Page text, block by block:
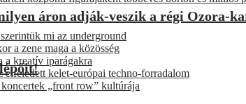
mi az underground
a zene maga a közösség
a kreatív iparágakra
elfeledett kelet-európai techno-forradalom
„front row” kultúrája
áron adják-veszik a régi Ozora-